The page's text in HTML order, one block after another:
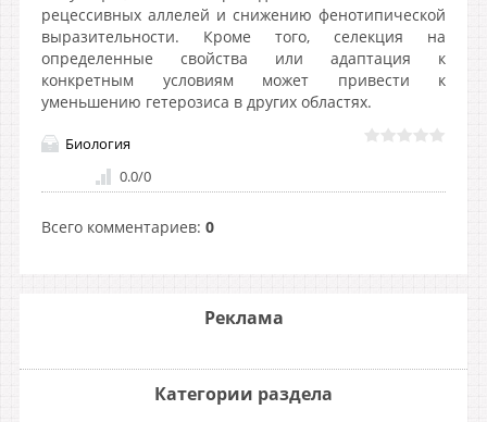
рецессивных аллелей и снижению фенотипической
выразительности. Кроме того, селекция на
определенные свойства или адаптация к
конкретным условиям может привести к
уменьшению гетерозиса в других областях.
Биология
0.0/0
Всего комментариев: 0
Реклама
Категории раздела